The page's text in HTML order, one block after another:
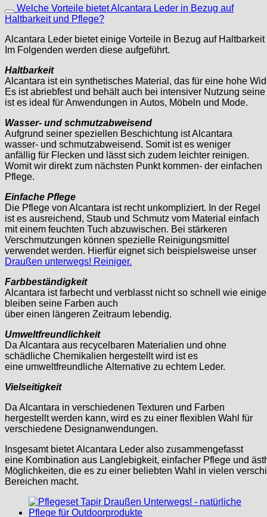
Welche Vorteile bietet Alcantara Leder in Bezug auf
Haltbarkeit und Pflege?
Alcantara Leder bietet einige Vorteile in Bezug auf
Im Folgenden werden diese aufgeführt.
Haltbarkeit
Alcantara ist ein synthetisches Material, das für eine hohe
Es ist abriebfest und behält auch bei intensiver Nutzung
ist es ideal für Anwendungen in Autos, Möbeln und Mode.
Wasser- und schmutzabweisend
Aufgrund seiner speziellen Beschichtung ist Alcantara
wasser- und schmutzabweisend. Somit ist es weniger
anfällig für Flecken und lässt sich zudem leichter reinigen.
Womit wir direkt zum nächsten Punkt kommen- der einfachen
Pflege.
Einfache Pflege
Die Pflege von Alcantara ist recht unkompliziert. In der Regel
ist es ausreichend, Staub und Schmutz vom Material einfach
mit einem feuchten Tuch abzuwischen. Bei stärkeren
Verschmutzungen können spezielle Reinigungsmittel
verwendet werden. Hierfür eignet sich beispielsweise unser
Draußen unterwegs! Reiniger.
Farbbeständigkeit
Alcantara ist farbecht und verblasst nicht so schnell wie
bleiben seine Farben auch
über einen längeren Zeitraum lebendig.
Umweltfreundlichkeit
Da Alcantara aus recycelbaren Materialien und ohne
schädliche Chemikalien hergestellt wird ist es
eine umweltfreundliche Alternative zu echtem Leder.
Vielseitigkeit
Da Alcantara in verschiedenen Texturen und Farben
hergestellt werden kann, wird es zu einer flexiblen Wahl für
verschiedene Designanwendungen.
Insgesamt bietet Alcantara Leder also zusammengefasst
eine Kombination aus Langlebigkeit, einfacher Pflege und
Möglichkeiten, die es zu einer beliebten Wahl in vielen
Bereichen macht.